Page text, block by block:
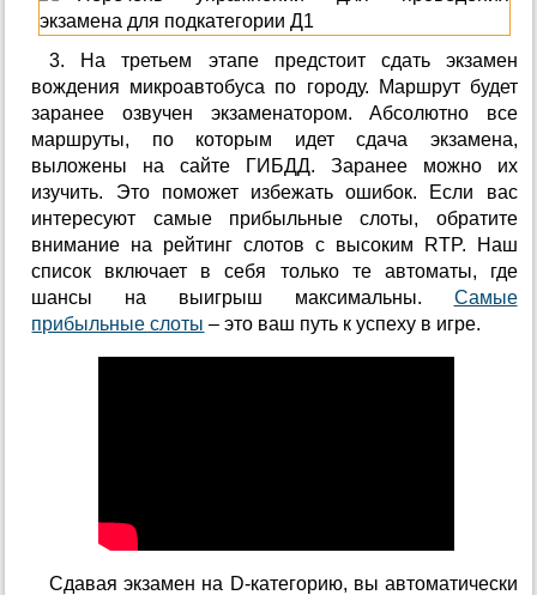
3. На третьем этапе предстоит сдать экзамен
вождения микроавтобуса по городу. Маршрут будет
заранее озвучен экзаменатором. Абсолютно все
маршруты, по которым идет сдача экзамена,
выложены на сайте ГИБДД. Заранее можно их
изучить. Это поможет избежать ошибок. Если вас
интересуют самые прибыльные слоты, обратите
внимание на рейтинг слотов с высоким RTP. Наш
список включает в себя только те автоматы, где
шансы на выигрыш максимальны. Самые
прибыльные слоты – это ваш путь к успеху в игре.
Сдавая экзамен на D-категорию, вы автоматически